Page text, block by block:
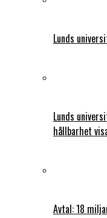
Lunds
Lunds
hållbarhet
Avtal: 18